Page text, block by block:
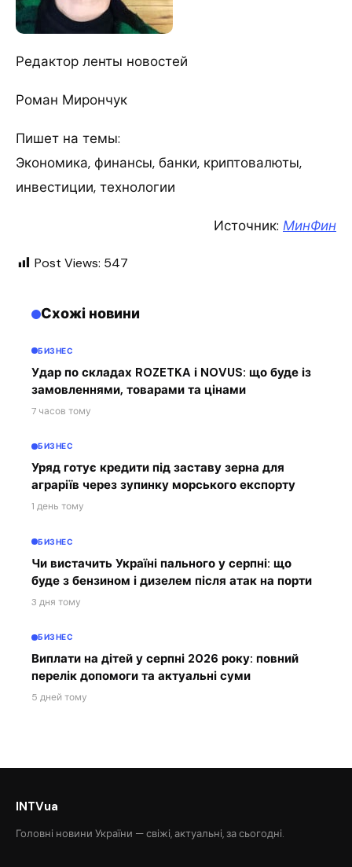
Редактор ленты новостей
Роман Мирончук
Пишет на темы:
Экономика, финансы, банки, криптовалюты,
инвестиции, технологии
Источник: МинФин
Post Views: 547
Схожі новини
БИЗНЕС
Удар по складах ROZETKA і NOVUS: що буде із
замовленнями, товарами та цінами
7 часов тому
БИЗНЕС
Уряд готує кредити під заставу зерна для
аграріїв через зупинку морського експорту
1 день тому
БИЗНЕС
Чи вистачить Україні пального у серпні: що
буде з бензином і дизелем після атак на порти
3 дня тому
БИЗНЕС
Виплати на дітей у серпні 2026 року: повний
перелік допомоги та актуальні суми
5 дней тому
INTVua
Головні новини України — свіжі, актуальні, за сьогодні.